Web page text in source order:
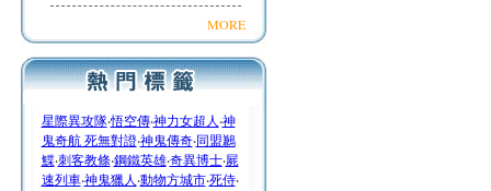
MORE
星際異攻隊‧悟空傳‧神力女超人 ‧神
鬼奇航 死無對證‧神鬼傳奇‧同盟鶼
鰈‧刺客教條‧鋼鐵英雄‧奇異博士‧屍
速列車‧神鬼獵人 ‧動物方城市‧死侍‧